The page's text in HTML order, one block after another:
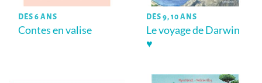
DÈS 6 ANS
Contes en valise
DÈS 9, 10 ANS
Le voyage de Darwin
♥